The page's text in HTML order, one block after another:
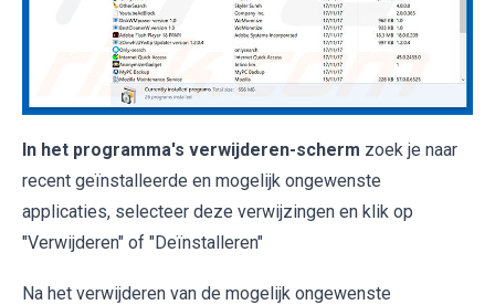
In het programma's verwijderen-scherm zoek je naar
recent geïnstalleerde en mogelijk ongewenste
applicaties, selecteer deze verwijzingen en klik op
"Verwijderen" of "Deïnstalleren"
Na het verwijderen van de mogelijk ongewenste